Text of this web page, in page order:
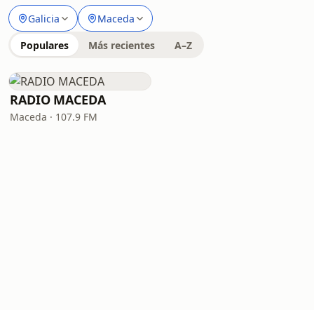
Galicia Maceda
Populares Más recientes A–Z
RADIO MACEDA
Maceda · 107.9 FM